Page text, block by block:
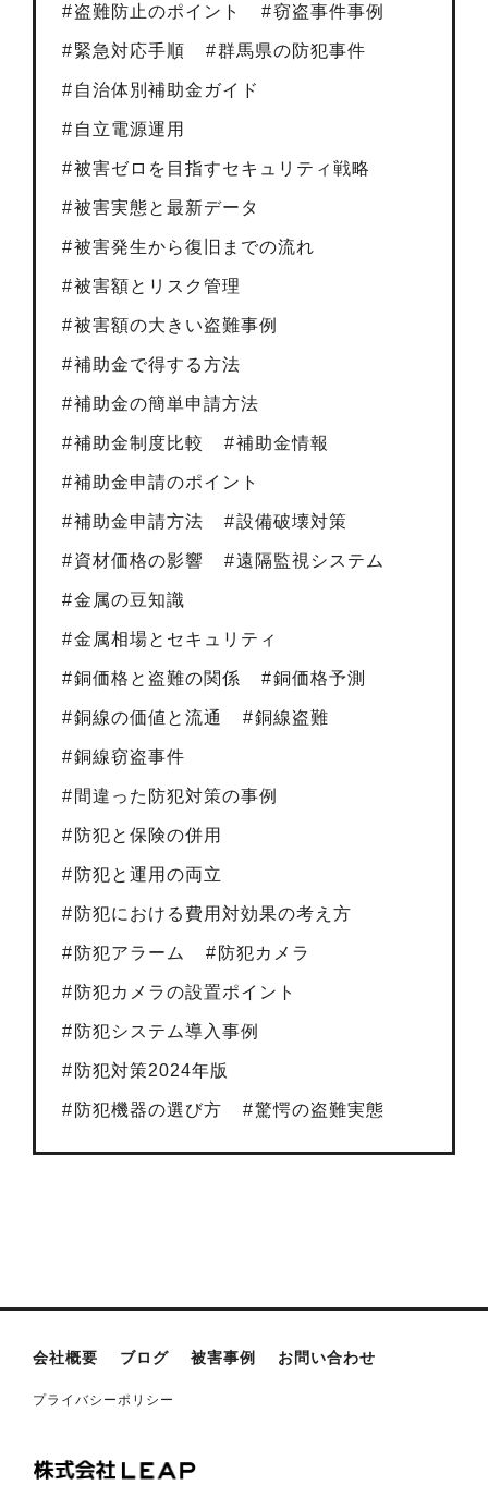
盗難防止のポイント 窃盗事件事例
緊急対応手順 群馬県の防犯事件
自治体別補助金ガイド
自立電源運用
被害ゼロを目指すセキュリティ戦略
被害実態と最新データ
被害発生から復旧までの流れ
被害額とリスク管理
被害額の大きい盗難事例
補助金で得する方法
補助金の簡単申請方法
補助金制度比較 補助金情報
補助金申請のポイント
補助金申請方法 設備破壊対策
資材価格の影響 遠隔監視システム
金属の豆知識
金属相場とセキュリティ
銅価格と盗難の関係 銅価格予測
銅線の価値と流通 銅線盗難
銅線窃盗事件
間違った防犯対策の事例
防犯と保険の併用
防犯と運用の両立
防犯における費用対効果の考え方
防犯アラーム 防犯カメラ
防犯カメラの設置ポイント
防犯システム導入事例
防犯対策2024年版
防犯機器の選び方 驚愕の盗難実態
会社概要 ブログ 被害事例 お問い合わせ
プライバシーポリシー